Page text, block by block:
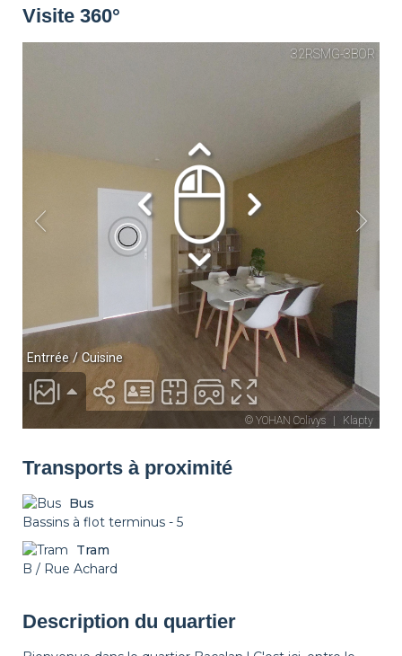
Lave-linge
Fer à repasser Table à repasser
Chauffage Non fumeur
Détecteur de
fumée
Machine à café
Set de ménage
Étendoir
Décorations Possibilité Parking
Visite 360°
Transports à proximité
Bus
Bassins à flot terminus - 5
Tram
B / Rue Achard
Description du quartier